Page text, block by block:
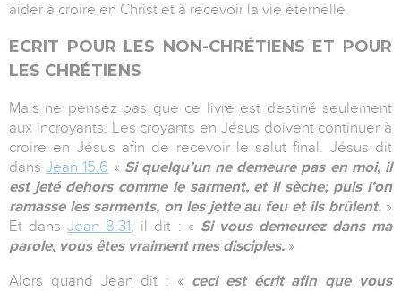
aider à croire en Christ et à recevoir la vie éternelle.
ECRIT POUR LES NON-CHRÉTIENS ET POUR
LES CHRÉTIENS
Mais ne pensez pas que ce livre est destiné seulement
aux incroyants. Les croyants en Jésus doivent continuer à
croire en Jésus afin de recevoir le salut final. Jésus dit
dansJean 15.6 « Si quelqu’un ne demeure pas en moi, il
est jeté dehors comme le sarment, et il sèche; puis l’on
ramasse les sarments, on les jette au feu et ils brûlent. »
Et dansJean 8.31, il dit : « Si vous demeurez dans ma
parole, vous êtes vraiment mes disciples. »
Alors quand Jean dit : « ceci est écrit afin que vous